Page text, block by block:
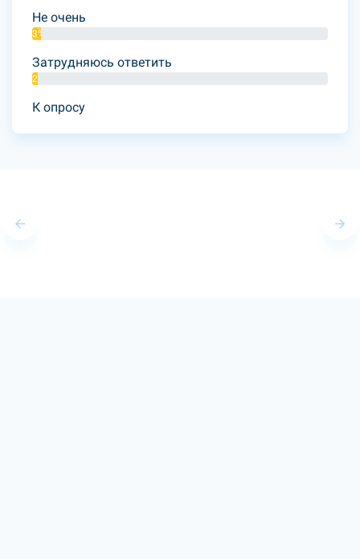
Не очень
3%
Затрудняюсь ответить
2%
К опросу